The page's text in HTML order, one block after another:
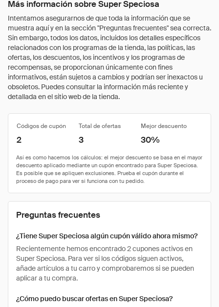
Más información sobre Super Speciosa
Intentamos asegurarnos de que toda la información que se
muestra aquí y en la sección "Preguntas frecuentes" sea correcta.
Sin embargo, todos los datos, incluidos los detalles específicos
relacionados con los programas de la tienda, las políticas, las
ofertas, los descuentos, los incentivos y los programas de
recompensas, se proporcionan únicamente con fines
informativos, están sujetos a cambios y podrían ser inexactos u
obsoletos. Puedes consultar la información más reciente y
detallada en el sitio web de la tienda.
Códigos de cupón Total de ofertas Mejor descuento
2 3 30%
Preguntas frecuentes
¿Tiene Super Speciosa algún cupón válido ahora mismo?
Recientemente hemos encontrado 2 cupones activos en
Super Speciosa. Para ver si los códigos siguen activos,
añade artículos a tu carro y comprobaremos si se pueden
aplicar a tu compra.
¿Cómo puedo buscar ofertas en Super Speciosa?